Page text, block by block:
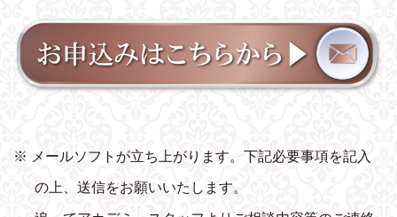
※ メールソフトが立ち上がります。下記必要事項を記入
の上、送信をお願いいたします。